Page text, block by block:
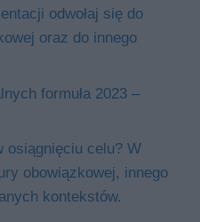
odwołaj się do
oraz do innego
formuła 2023 –
osiągnięciu celu? W
obowiązkowej, innego
kontekstów.